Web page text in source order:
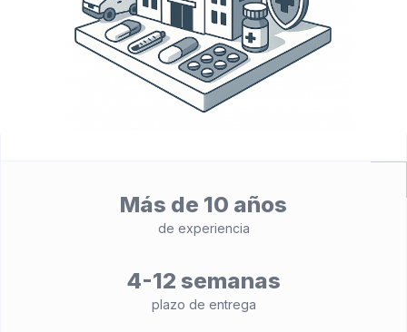
Más de 10 años
de experiencia
4-12 semanas
plazo de entrega